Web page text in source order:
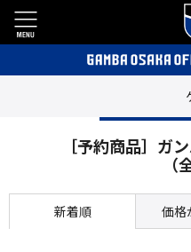
［予約商品］ガ
（
新着順 価格